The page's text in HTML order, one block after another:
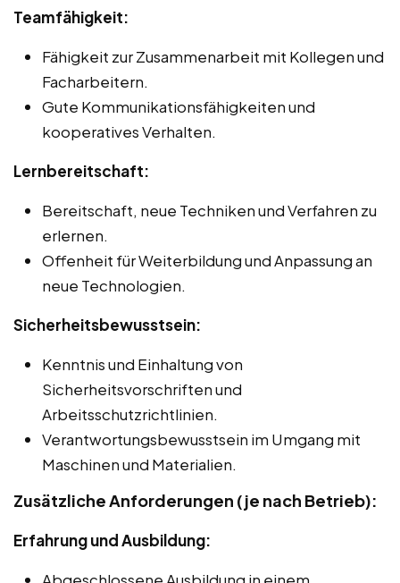
Teamfähigkeit:
Fähigkeit zur Zusammenarbeit mit Kollegen und
Facharbeitern.
Gute Kommunikationsfähigkeiten und
kooperatives Verhalten.
Lernbereitschaft:
Bereitschaft, neue Techniken und Verfahren zu
erlernen.
Offenheit für Weiterbildung und Anpassung an
neue Technologien.
Sicherheitsbewusstsein:
Kenntnis und Einhaltung von
Sicherheitsvorschriften und
Arbeitsschutzrichtlinien.
Verantwortungsbewusstsein im Umgang mit
Maschinen und Materialien.
Zusätzliche Anforderungen (je nach Betrieb):
Erfahrung und Ausbildung:
Abgeschlossene Ausbildung in einem